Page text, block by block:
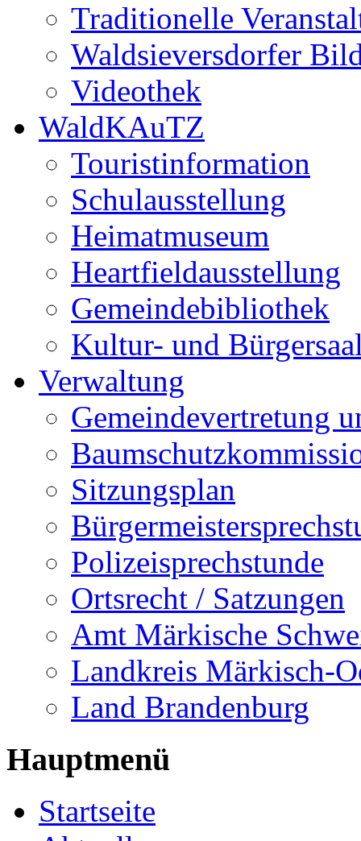
Traditionelle
Waldsieversdorfer
Videothek
WaldKAuTZ
Touristinformation
Schulausstellung
Heimatmuseum
Heartfieldausstellung
Gemeindebibliothek
Kultur- und
Verwaltung
Gemeindevertretung
Sitzungsplan
Polizeisprechstunde
Ortsrecht / Satzungen
Amt Märkische
Landkreis Märkisch-
Land Brandenburg
Hauptmenü
Startseite